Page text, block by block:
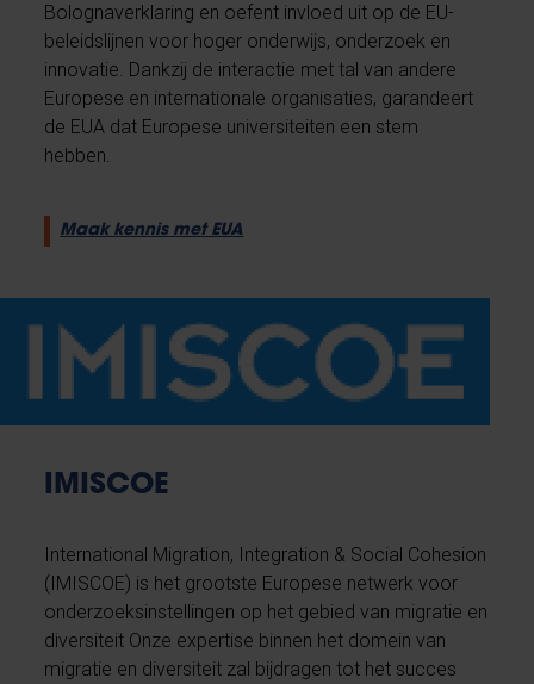
Bolognaverklaring en oefent invloed uit op de EU-
beleidslijnen voor hoger onderwijs, onderzoek en
innovatie. Dankzij de interactie met tal van andere
Europese en internationale organisaties, garandeert
de EUA dat Europese universiteiten een stem
hebben.
Maak kennis met EUA
IMISCOE
International Migration, Integration & Social Cohesion
(IMISCOE) is het grootste Europese netwerk voor
onderzoeksinstellingen op het gebied van migratie en
diversiteit Onze expertise binnen het domein van
migratie en diversiteit zal bijdragen tot het succes